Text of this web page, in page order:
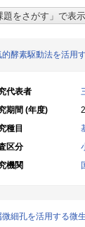
的酵素駆動法を活用
代表者
期間 (年度)
種目
区分
機関
微細孔を活用する微